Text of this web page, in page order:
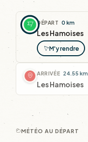
DÉPART 0 km
Les Hamoises
M'y rendre
ARRIVÉE 24.55 km
Les Hamoises
MÉTÉO AU DÉPART